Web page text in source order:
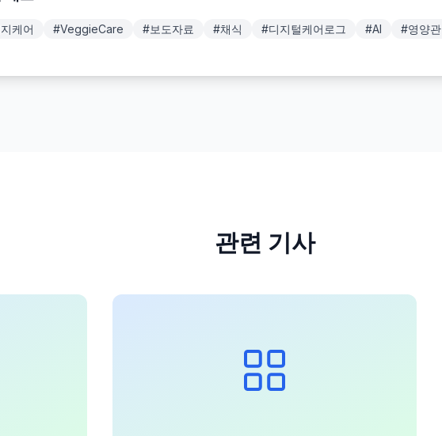
케어 #VeggieCare #보도자료 #채식 #디지털케어로그 #AI #영양
관련 기사